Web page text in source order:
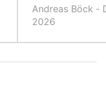
Andreas Böck ‐
2026